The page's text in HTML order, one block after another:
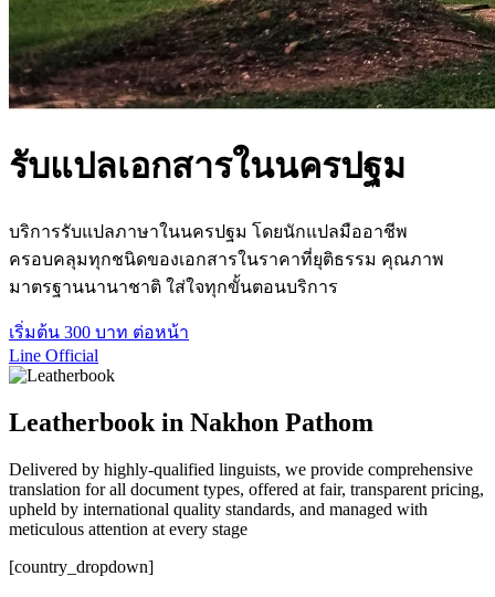
รับแปลเอกสารในนครปฐม
บริการรับแปลภาษาในนครปฐม โดยนักแปลมืออาชีพ
ครอบคลุมทุกชนิดของเอกสารในราคาที่ยุติธรรม คุณภาพ
มาตรฐานนานาชาติ ใส่ใจทุกขั้นตอนบริการ
เริ่มต้น 300 บาท ต่อหน้า
Line Official
Leatherbook in Nakhon Pathom
Delivered by highly-qualified linguists, we provide comprehensive
translation for all document types, offered at fair, transparent pricing,
upheld by international quality standards, and managed with
meticulous attention at every stage
[country_dropdown]